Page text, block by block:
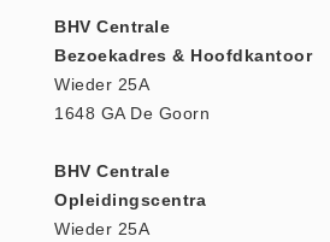
Evacuatie
Evacuatie (19)
Noodkoffer (0)
Stoelen (5)
Zaklampen (9)
BHV Centrale
Bezoekadres & Hoofdkantoor
Wieder 25A
1648 GA De Goorn
BHV Centrale
Opleidingscentra
Wieder 25A